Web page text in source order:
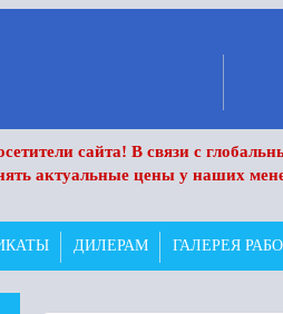
сайта! В связи с
актуальные цены у наших
ДИЛЕРАМ ГАЛЕРЕЯ